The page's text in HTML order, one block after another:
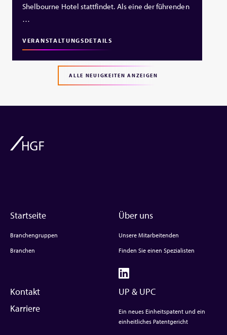
Shelbourne Hotel stattfindet. Als eine der führenden
…
VERANSTALTUNGSDETAILS
ALLE NEUIGKEITEN ANZEIGEN
Startseite
Branchengruppen
Branchen
Über uns
Unsere Mitarbeitenden
Finden Sie einen Spezialisten
Kontakt
Karriere
UP & UPC
Ein neues Einheitspatent und ein
einheitliches Patentgericht